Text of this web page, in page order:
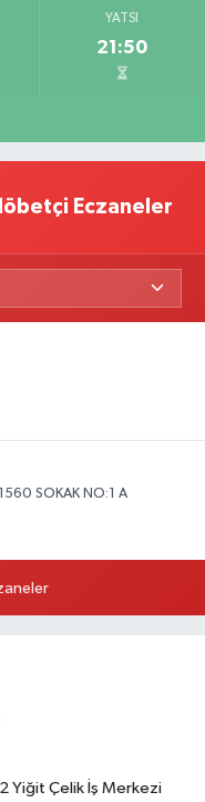
YATSI
21:50
Eczaneler
SOKAK NO:1 A
Yiğit Çelik İş Merkezi